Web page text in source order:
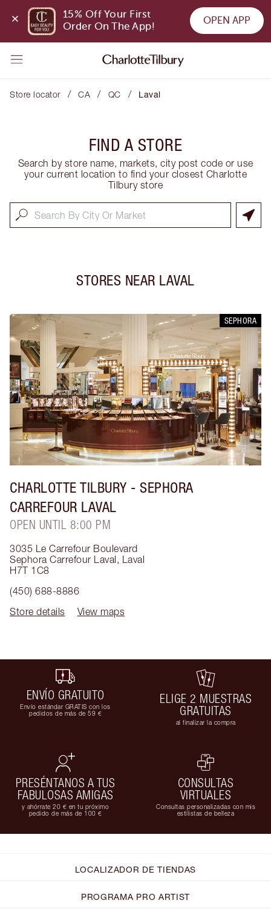
15% Off Your First
Order On The App!
OPEN APP
Store locator / CA / QC / Laval
FIND A STORE
Search by store name, markets, city post code or use
your current location to find your closest Charlotte
Tilbury store
STORES NEAR LAVAL
SEPHORA
CHARLOTTE TILBURY - SEPHORA
CARREFOUR LAVAL
OPEN UNTIL 8:00 PM
3035 Le Carrefour Boulevard
Sephora Carrefour Laval, Laval
H7T 1C8
(450) 688-8886
Store details
View maps
ENVÍO GRATUITO
Envío estándar GRATIS con los
pedidos de más de 59 €
ELIGE 2 MUESTRAS
GRATUITAS
al finalizar la compra
PRESÉNTANOS A TUS
FABULOSAS AMIGAS
y ahórrate 20 € en tu próximo
pedido de más de 100 €
CONSULTAS
VIRTUALES
Consultas personalizadas con mis
estilistas de belleza
LOCALIZADOR DE TIENDAS
PROGRAMA PRO ARTIST